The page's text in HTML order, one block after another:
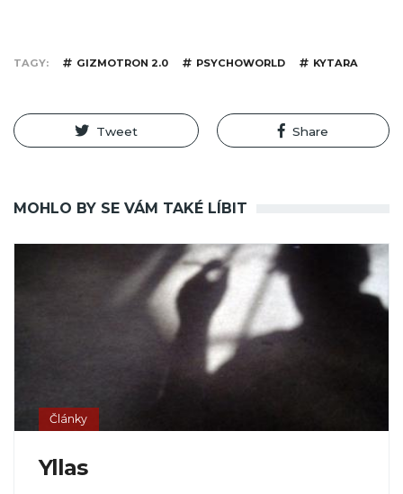
TAGY GIZMOTRON 2.0 PSYCHOWORLD KYTARA
Tweet Share
MOHLO BY SE VÁM TAKÉ LÍBIT
Články
Yllas